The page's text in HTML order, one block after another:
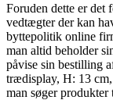
Foruden dette er det
vedtægter der kan
byttepolitik online
man altid beholder
påvise sin bestilling
trædisplay, H: 13
man søger produkter